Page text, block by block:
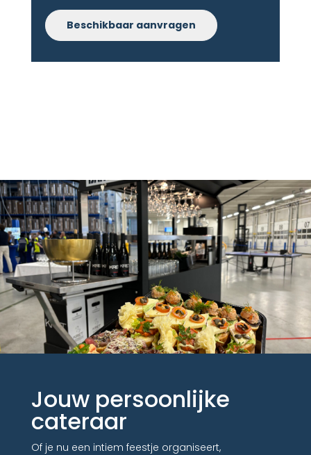
Beschikbaar aanvragen
Jouw persoonlijke
cateraar
Of je nu een intiem feestje organiseert,